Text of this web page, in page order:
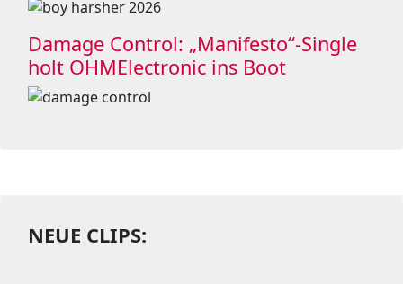
Damage Control: „Manifesto“-Single
holt OHMElectronic ins Boot
NEUE CLIPS: